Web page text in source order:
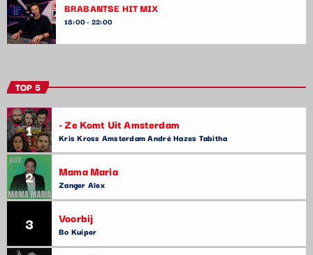
BRABANTSE HIT MIX
18:00 - 22:00
TOP 5
1 - Ze Komt Uit Amsterdam
Kris Kross Amsterdam André Hazes Tabitha
2 Mama Maria
Zanger Alex
3 Voorbij
Bo Kuiper